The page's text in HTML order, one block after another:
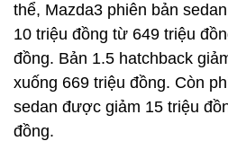
thể, Mazda3 phiên bản
10 triệu đồng từ 649 triệu
đồng. Bản 1.5 hatchback
xuống 669 triệu đồng. Còn
sedan được giảm 15 triệu
đồng.